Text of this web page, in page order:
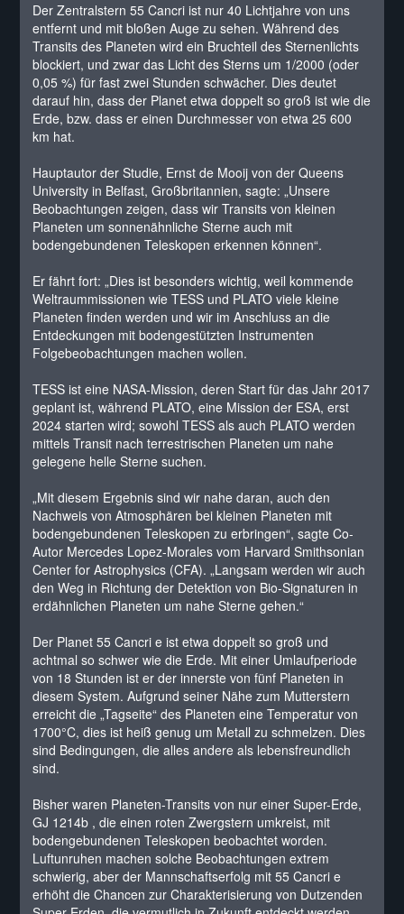
Der Zentralstern 55 Cancri ist nur 40 Lichtjahre von uns
entfernt und mit bloßen Auge zu sehen. Während des
Transits des Planeten wird ein Bruchteil des Sternenlichts
blockiert, und zwar das Licht des Sterns um 1/2000 (oder
0,05 %) für fast zwei Stunden schwächer. Dies deutet
darauf hin, dass der Planet etwa doppelt so groß ist wie die
Erde, bzw. dass er einen Durchmesser von etwa 25 600
km hat.
Hauptautor der Studie, Ernst de Mooij von der Queens
University in Belfast, Großbritannien, sagte: „Unsere
Beobachtungen zeigen, dass wir Transits von kleinen
Planeten um sonnenähnliche Sterne auch mit
bodengebundenen Teleskopen erkennen können“.
Er fährt fort: „Dies ist besonders wichtig, weil kommende
Weltraummissionen wie TESS und PLATO viele kleine
Planeten finden werden und wir im Anschluss an die
Entdeckungen mit bodengestützten Instrumenten
Folgebeobachtungen machen wollen.
TESS ist eine NASA-Mission, deren Start für das Jahr 2017
geplant ist, während PLATO, eine Mission der ESA, erst
2024 starten wird; sowohl TESS als auch PLATO werden
mittels Transit nach terrestrischen Planeten um nahe
gelegene helle Sterne suchen.
„Mit diesem Ergebnis sind wir nahe daran, auch den
Nachweis von Atmosphären bei kleinen Planeten mit
bodengebundenen Teleskopen zu erbringen“, sagte Co-
Autor Mercedes Lopez-Morales vom Harvard Smithsonian
Center for Astrophysics (CFA). „Langsam werden wir auch
den Weg in Richtung der Detektion von Bio-Signaturen in
erdähnlichen Planeten um nahe Sterne gehen.“
Der Planet 55 Cancri e ist etwa doppelt so groß und
achtmal so schwer wie die Erde. Mit einer Umlaufperiode
von 18 Stunden ist er der innerste von fünf Planeten in
diesem System. Aufgrund seiner Nähe zum Mutterstern
erreicht die „Tagseite“ des Planeten eine Temperatur von
1700°C, dies ist heiß genug um Metall zu schmelzen. Dies
sind Bedingungen, die alles andere als lebensfreundlich
sind.
Bisher waren Planeten-Transits von nur einer Super-Erde,
GJ 1214b , die einen roten Zwergstern umkreist, mit
bodengebundenen Teleskopen beobachtet worden.
Luftunruhen machen solche Beobachtungen extrem
schwierig, aber der Mannschaftserfolg mit 55 Cancri e
erhöht die Chancen zur Charakterisierung von Dutzenden